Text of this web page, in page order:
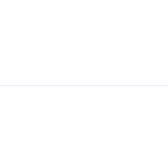
新设轨道衡设备。Ⅶ场北咽